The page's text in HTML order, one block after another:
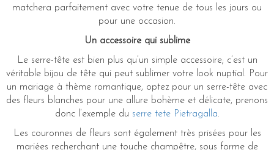
matchera parfaitement avec votre tenue de tous les jours ou
pour une occasion.
Un accessoire qui sublime
Le serre-tête est bien plus qu’un simple accessoire; c’est un
véritable bijou de tête qui peut sublimer votre look nuptial. Pour
un mariage à thème romantique, optez pour un serre-tête avec
des fleurs blanches pour une allure bohème et délicate, prenons
donc l’exemple du serre tete Pietragalla.
Les couronnes de fleurs sont également très prisées pour les
mariées recherchant une touche champêtre, sous forme de